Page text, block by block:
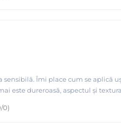
Îmi place cum se aplică
este dureroasă, aspectul și
/0)